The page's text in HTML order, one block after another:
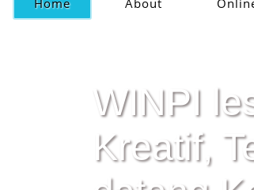
Home About
WINPI
Kreatif,